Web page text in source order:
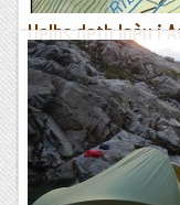
Uelhs deth Joèu i
aranesa.
IntroduccióL'excursió
curta que permet visitar
d'Aran. El primer, els
Pas a pas